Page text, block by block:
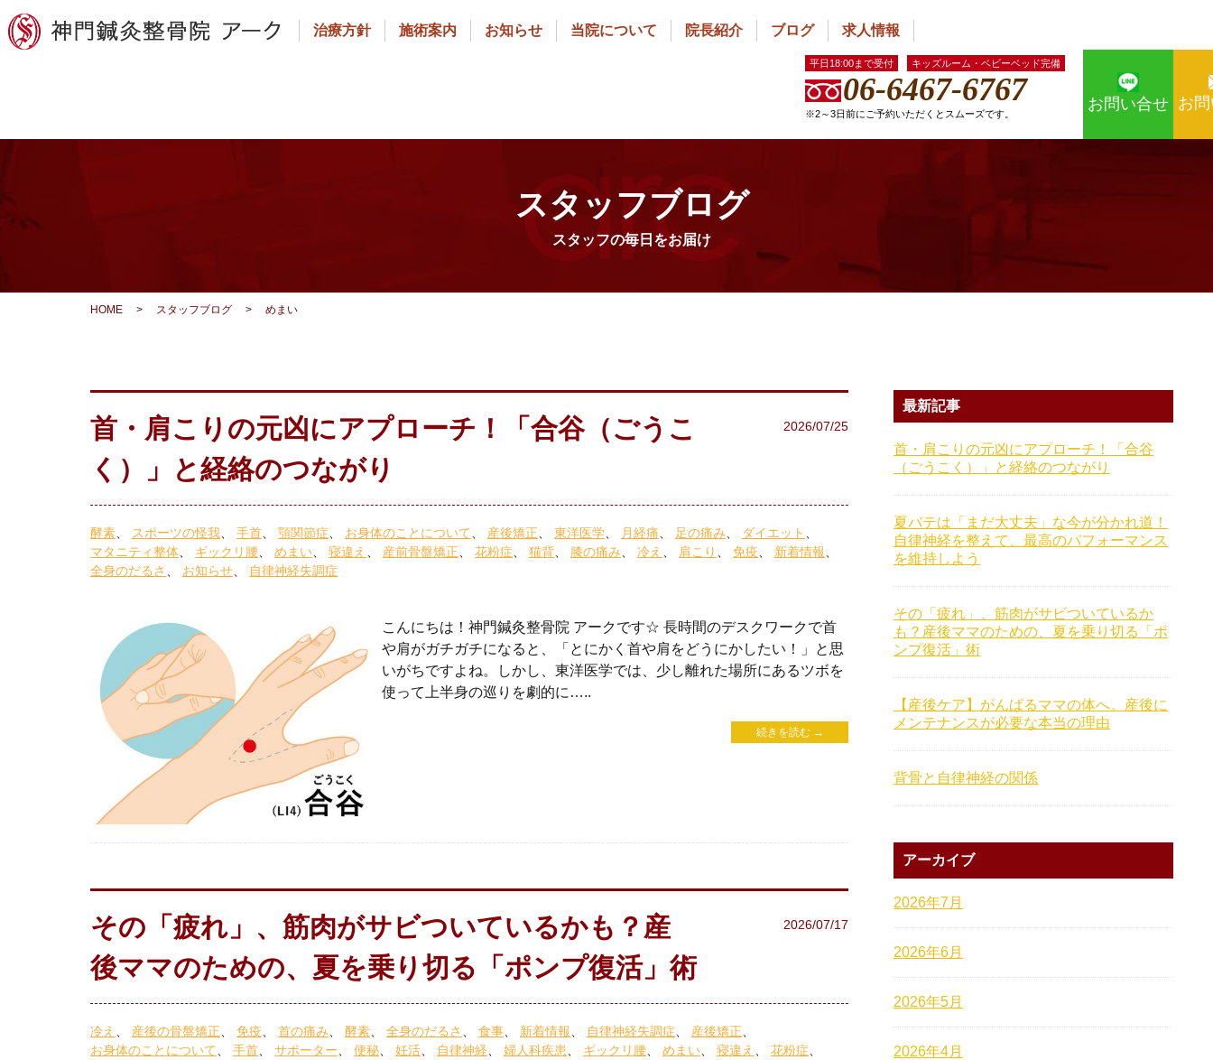
治療方針 施術案内 お知らせ 当院について 院長紹介 ブログ 求人情報
お
お問い合せ
平日18:00まで受付 キッズルーム・ベビーベッド完備
06-6467-6767
※2～3日前にご予約いただくとスムーズです。
スタッフブログ
スタッフの毎日をお届け
HOME > スタッフブログ > めまい
首・肩こりの元凶にアプローチ！「合谷（ごうこ
く）」と経絡のつながり
2026/07/25
酵素 スポーツの怪我 手首 顎関節症 お身体のことについて 産後矯正 東洋医学 月経痛 足の痛み
ダイエット
マタニティ整体
ギックリ腰 めまい 寝違え 産前骨盤矯正 花粉症 猫背 膝の痛み 冷え 肩こり 免疫
新着情報
全身のだるさ
お知らせ 自律神経失調症
こんにちは！神門鍼灸整骨院 アークです☆ 長時間のデスクワークで首
や肩がガチガチになると、「とにかく首や肩をどうにかしたい！」と思
いがちですよね。しかし、東洋医学では、少し離れた場所にあるツボを
使って上半身の巡りを劇的に…..
続きを読む →
その「疲れ」、筋肉がサビついているかも？産
後ママのための、夏を乗り切る「ポンプ復活」術
2026/07/17
冷え 産後の骨盤矯正 免疫 首の痛み 酵素 全身のだるさ 食事 新着情報 自律神経失調症
産後矯正
お身体のことについて
手首 サポーター 便秘 妊活 自律神経 婦人科疾患 ギックリ腰 めまい 寝違え
花粉症
最新記事
首・肩こりの元凶にアプローチ！「合谷
（ごうこく）」と経絡のつながり
夏バテは「まだ大丈夫」な今が分かれ道！
自律神経を整えて、最高のパフォーマンス
を維持しよう
その「疲れ」、筋肉がサビついているか
も？産後ママのための、夏を乗り切る「ポ
ンプ復活」術
【産後ケア】がんばるママの体へ。産後に
メンテナンスが必要な本当の理由
背骨と自律神経の関係
アーカイブ
2026年7月
2026年6月
2026年5月
2026年4月